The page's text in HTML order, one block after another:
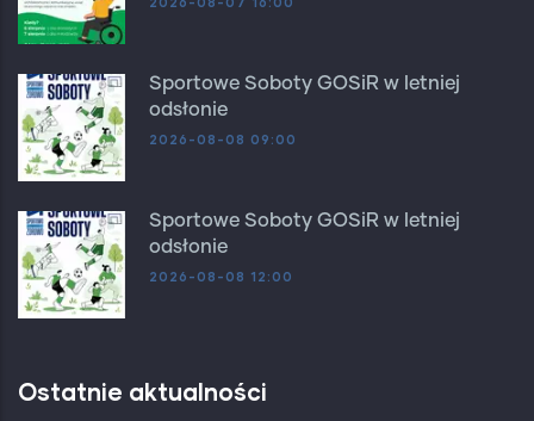
Sportowe Soboty GOSiR w letniej
odsłonie
2026-08-08 09:00
Sportowe Soboty GOSiR w letniej
odsłonie
2026-08-08 12:00
Ostatnie aktualności